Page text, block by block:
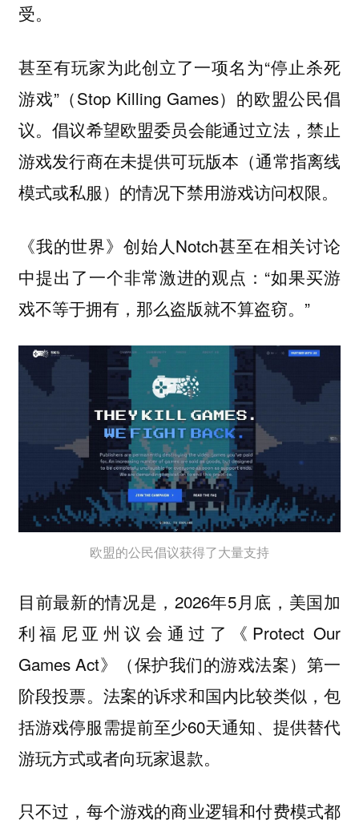
受。
甚至有玩家为此创立了一项名为“停止杀死
游戏”（Stop Killing Games）的欧盟公民倡
议。倡议希望欧盟委员会能通过立法，禁止
游戏发行商在未提供可玩版本（通常指离线
模式或私服）的情况下禁用游戏访问权限。
《我的世界》创始人Notch甚至在相关讨论
中提出了一个非常激进的观点：“如果买游
戏不等于拥有，那么盗版就不算盗窃。”
欧盟的公民倡议获得了大量支持
目前最新的情况是，2026年5月底，美国加
利福尼亚州议会通过了《Protect Our
Games Act》（保护我们的游戏法案）第一
阶段投票。法案的诉求和国内比较类似，包
括游戏停服需提前至少60天通知、提供替代
游玩方式或者向玩家退款。
只不过，每个游戏的商业逻辑和付费模式都